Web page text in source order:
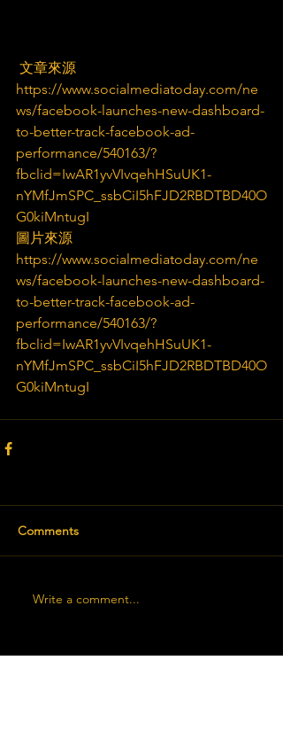
文章來源
https://www.socialmediatoday.com/ne
ws/facebook-launches-new-dashboard-
to-better-track-facebook-ad-
performance/540163/?
fbclid=IwAR1yvVIvqehHSuUK1-
nYMfJmSPC_ssbCiI5hFJD2RBDTBD40O
G0kiMntugI
圖片來源
https://www.socialmediatoday.com/ne
ws/facebook-launches-new-dashboard-
to-better-track-facebook-ad-
performance/540163/?
fbclid=IwAR1yvVIvqehHSuUK1-
nYMfJmSPC_ssbCiI5hFJD2RBDTBD40O
G0kiMntugI
Comments
Write a comment...